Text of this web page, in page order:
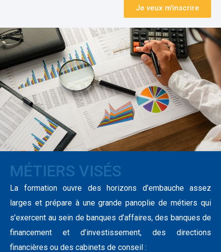
Je veux m'inscrire
MÉTIERS VISÉS
La formation ouvre des horizons d’embauche assez
larges et prépare à une grande panoplie de métiers qui
s’exercent au sein de banques d’affaires, des banques de
financement et d’investissement, des directions
financières ou des cabinets de conseil :